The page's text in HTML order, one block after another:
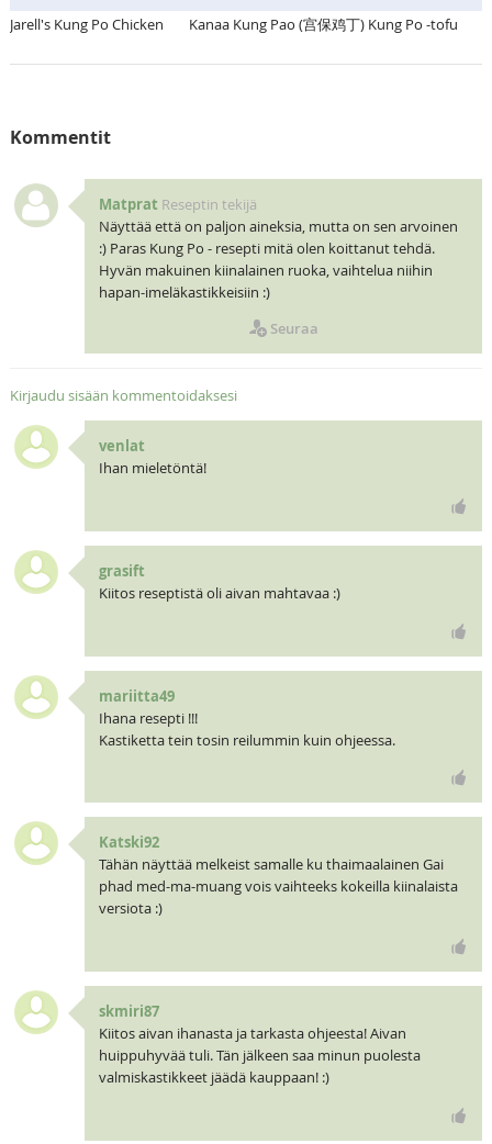
Jarell's Kung Po Chicken Kanaa Kung Pao (宫保鸡丁) Kung Po -tofu
Kommentit
Matprat Reseptin tekijä
Näyttää että on paljon aineksia, mutta on sen arvoinen
:) Paras Kung Po - resepti mitä olen koittanut tehdä.
Hyvän makuinen kiinalainen ruoka, vaihtelua niihin
hapan-imeläkastikkeisiin :)
Seuraa
Kirjaudu sisään kommentoidaksesi
venlat
Ihan mieletöntä!
grasift
Kiitos reseptistä oli aivan mahtavaa :)
mariitta49
Ihana resepti !!!
Kastiketta tein tosin reilummin kuin ohjeessa.
Katski92
Tähän näyttää melkeist samalle ku thaimaalainen Gai
phad med-ma-muang vois vaihteeks kokeilla kiinalaista
versiota :)
skmiri87
Kiitos aivan ihanasta ja tarkasta ohjeesta! Aivan
huippuhyvää tuli. Tän jälkeen saa minun puolesta
valmiskastikkeet jäädä kauppaan! :)